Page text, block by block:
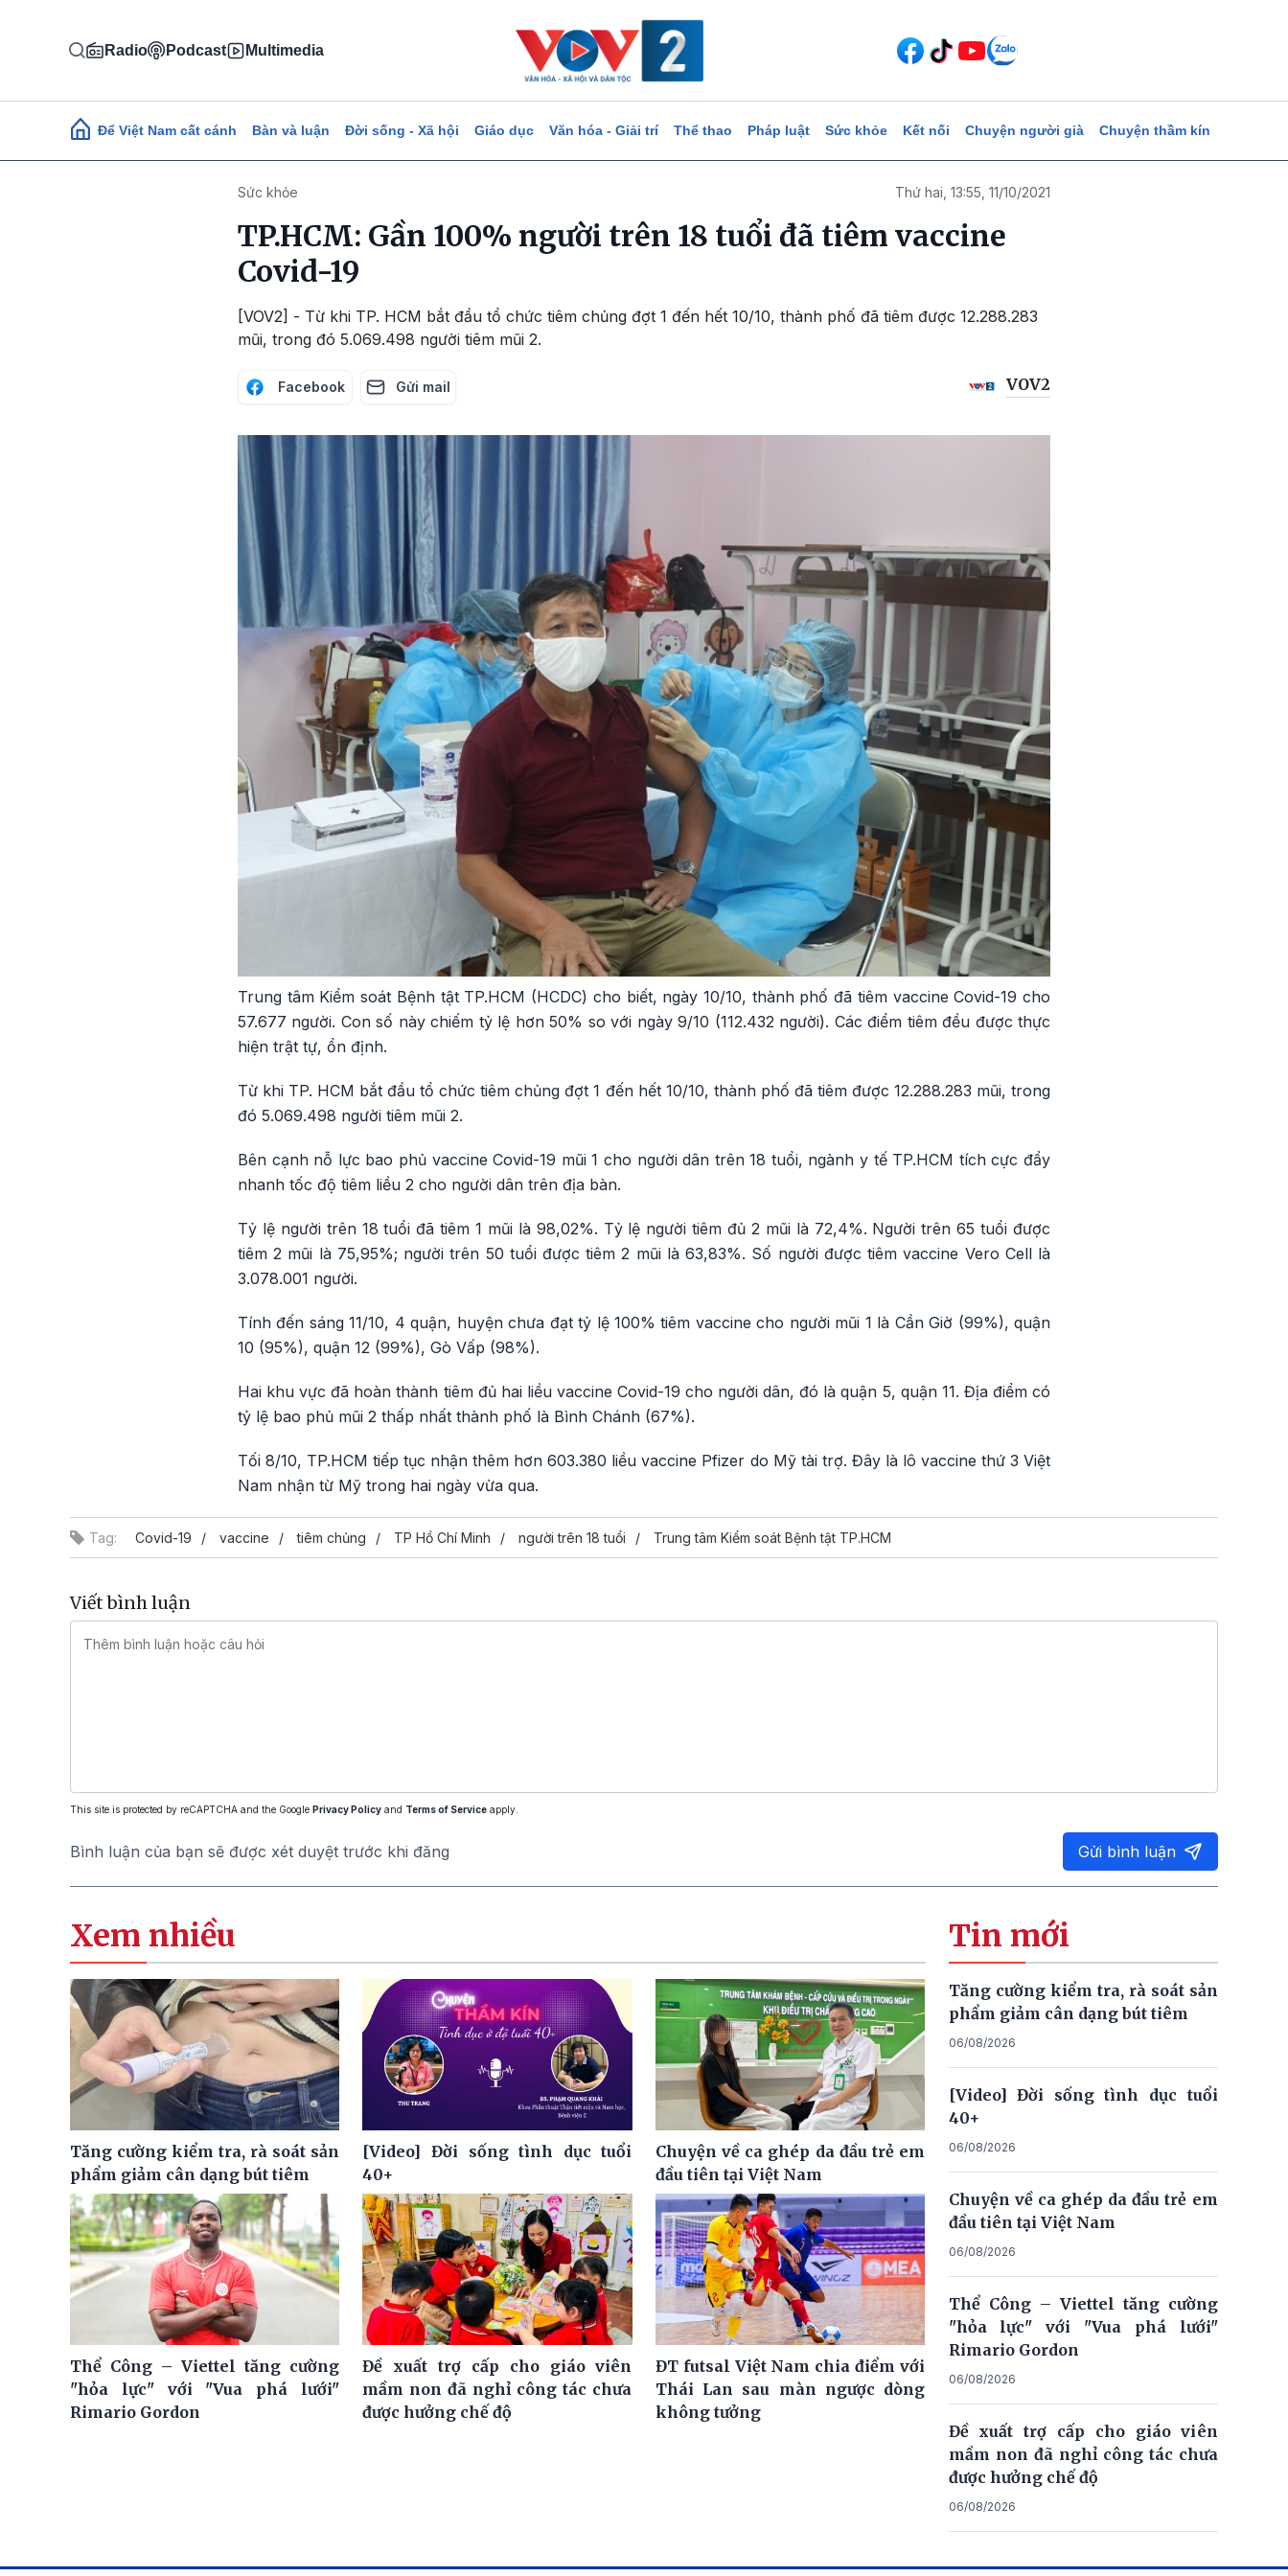
Radio Podcast Multimedia
Main navigation
Để Việt Nam cất cánh Bàn và luận Đời sống - Xã hội Giáo dục Văn hóa - Giải trí Thể thao Pháp luật Sức khỏe Kết nối Chuyện người già Chuyện thầm kín
Sức khỏe Thứ hai, 13:55, 11/10/2021
TP.HCM: Gần 100% người trên 18 tuổi đã tiêm vaccine
Covid-19
[VOV2] - Từ khi TP. HCM bắt đầu tổ chức tiêm chủng đợt 1 đến hết 10/10, thành phố đã tiêm được 12.288.283
mũi, trong đó 5.069.498 người tiêm mũi 2.
Facebook Gửi mail VOV2
Trung tâm Kiểm soát Bệnh tật TP.HCM (HCDC) cho biết, ngày 10/10, thành phố đã tiêm vaccine Covid-19 cho
57.677 người. Con số này chiếm tỷ lệ hơn 50% so với ngày 9/10 (112.432 người). Các điểm tiêm đều được thực
hiện trật tự, ổn định.
Từ khi TP. HCM bắt đầu tổ chức tiêm chủng đợt 1 đến hết 10/10, thành phố đã tiêm được 12.288.283 mũi, trong
đó 5.069.498 người tiêm mũi 2.
Bên cạnh nỗ lực bao phủ vaccine Covid-19 mũi 1 cho người dân trên 18 tuổi, ngành y tế TP.HCM tích cực đẩy
nhanh tốc độ tiêm liều 2 cho người dân trên địa bàn.
Tỷ lệ người trên 18 tuổi đã tiêm 1 mũi là 98,02%. Tỷ lệ người tiêm đủ 2 mũi là 72,4%. Người trên 65 tuổi được
tiêm 2 mũi là 75,95%; người trên 50 tuổi được tiêm 2 mũi là 63,83%. Số người được tiêm vaccine Vero Cell là
3.078.001 người.
Tính đến sáng 11/10, 4 quận, huyện chưa đạt tỷ lệ 100% tiêm vaccine cho người mũi 1 là Cần Giờ (99%), quận
10 (95%), quận 12 (99%), Gò Vấp (98%).
Hai khu vực đã hoàn thành tiêm đủ hai liều vaccine Covid-19 cho người dân, đó là quận 5, quận 11. Địa điểm có
tỷ lệ bao phủ mũi 2 thấp nhất thành phố là Bình Chánh (67%).
Tối 8/10, TP.HCM tiếp tục nhận thêm hơn 603.380 liều vaccine Pfizer do Mỹ tài trợ. Đây là lô vaccine thứ 3 Việt
Nam nhận từ Mỹ trong hai ngày vừa qua.
Tag: Covid-19 vaccine tiêm chủng TP Hồ Chí Minh người trên 18 tuổi Trung tâm Kiểm soát Bệnh tật TP.HCM
Viết bình luận
This site is protected by reCAPTCHA and the Google Privacy Policy and Terms of Service apply.
Bình luận của bạn sẽ được xét duyệt trước khi đăng Gửi bình luận
Xem nhiều
Tăng cường kiểm tra, rà soát sản
phẩm giảm cân dạng bút tiêm
[Video] Đời sống tình dục tuổi
40+
Chuyện về ca ghép da đầu trẻ em
đầu tiên tại Việt Nam
Thể Công – Viettel tăng cường
"hỏa lực" với "Vua phá lưới"
Rimario Gordon
Đề xuất trợ cấp cho giáo viên
mầm non đã nghỉ công tác chưa
được hưởng chế độ
ĐT futsal Việt Nam chia điểm với
Thái Lan sau màn ngược dòng
không tưởng
Tin mới
Tăng cường kiểm tra, rà soát sản
phẩm giảm cân dạng bút tiêm
06/08/2026
[Video] Đời sống tình dục tuổi
40+
06/08/2026
Chuyện về ca ghép da đầu trẻ em
đầu tiên tại Việt Nam
06/08/2026
Thể Công – Viettel tăng cường
"hỏa lực" với "Vua phá lưới"
Rimario Gordon
06/08/2026
Đề xuất trợ cấp cho giáo viên
mầm non đã nghỉ công tác chưa
được hưởng chế độ
06/08/2026